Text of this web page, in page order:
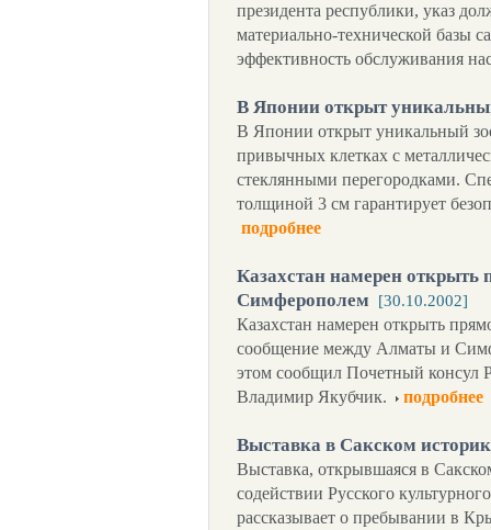
президента республики, указ
материально-технической базы
эффективность обслуживания
В Японии открыт
В Японии открыт уникальный
привычных клетках с
стеклянными перегородками.
толщиной 3 см гарантирует
подробнее
Казахстан намерен
Симферополем
[30.10.2002]
Казахстан намерен открыть
сообщение между Алматы и
этом сообщил Почетный консул
Владимир Якубчик.
подробнее
Выставка в Сакском
Выставка, открывшаяся в
содействии Русского
рассказывает о пребывании в